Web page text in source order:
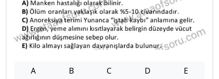
A B C D E